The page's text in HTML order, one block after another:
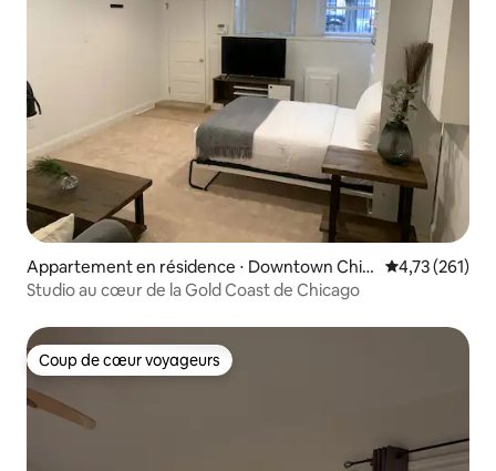
Appartement en résidence ⋅ Downtown Chic
ago
Évaluation
4,73 (261)
Studio au cœur de la Gold Coast de Chicago
Coup de cœur voyageurs
Coup de cœur voyageurs